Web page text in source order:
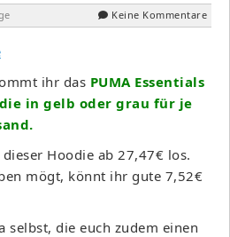
Keine Kommentare
ihr das PUMA Essentials
in gelb oder grau für je
Hoodie ab 27,47€ los.
mögt, könnt ihr gute 7,52€
selbst, die euch zudem einen